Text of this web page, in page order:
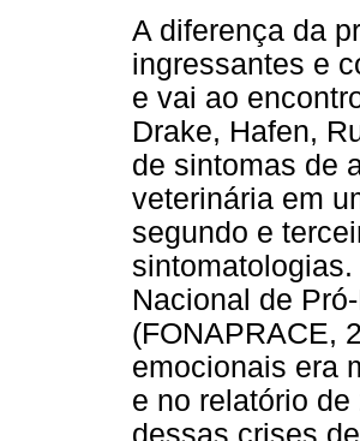
A diferença da
ingressantes e
e vai ao
Drake, Hafen,
de sintomas de
veterinária em
segundo e
Nacional de
(FONAPRACE,
emocionais era
e no relatório